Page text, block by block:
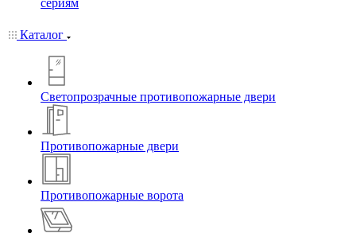
сериям
Каталог
Светопрозрачные противопожарные двери
Противопожарные двери
Противопожарные ворота